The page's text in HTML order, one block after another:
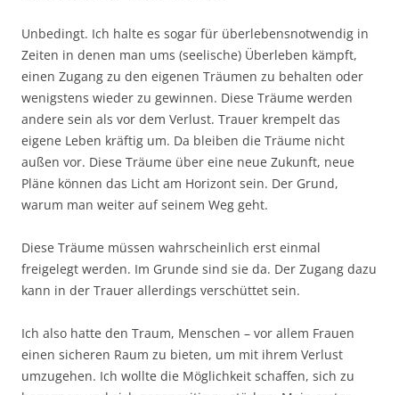
Unbedingt. Ich halte es sogar für überlebensnotwendig in
Zeiten in denen man ums (seelische) Überleben kämpft,
einen Zugang zu den eigenen Träumen zu behalten oder
wenigstens wieder zu gewinnen. Diese Träume werden
andere sein als vor dem Verlust. Trauer krempelt das
eigene Leben kräftig um. Da bleiben die Träume nicht
außen vor. Diese Träume über eine neue Zukunft, neue
Pläne können das Licht am Horizont sein. Der Grund,
warum man weiter auf seinem Weg geht.
Diese Träume müssen wahrscheinlich erst einmal
freigelegt werden. Im Grunde sind sie da. Der Zugang dazu
kann in der Trauer allerdings verschüttet sein.
Ich also hatte den Traum, Menschen – vor allem Frauen
einen sicheren Raum zu bieten, um mit ihrem Verlust
umzugehen. Ich wollte die Möglichkeit schaffen, sich zu